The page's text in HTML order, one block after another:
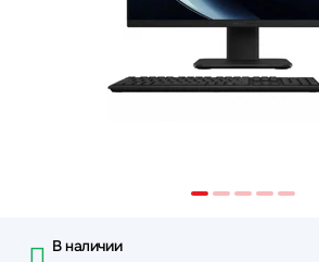
В наличии